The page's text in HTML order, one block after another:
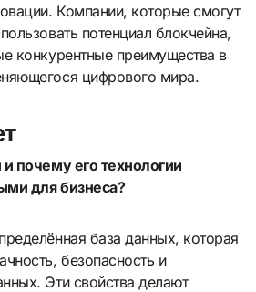
Компании, которые смогут
потенциал блокчейна,
конкурентные преимущества в
цифрового мира.
почему его технологии
для бизнеса?
база данных, которая
безопасность и
Эти свойства делают